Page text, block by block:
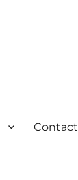
Contact